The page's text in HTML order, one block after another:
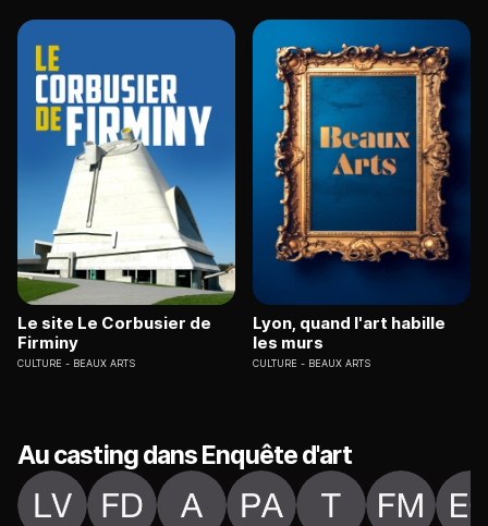
Le site Le Corbusier de
Firminy
CULTURE BEAUX ARTS
Lyon, quand l'art habille
les murs
CULTURE BEAUX ARTS
Au casting dans Enquête d'art